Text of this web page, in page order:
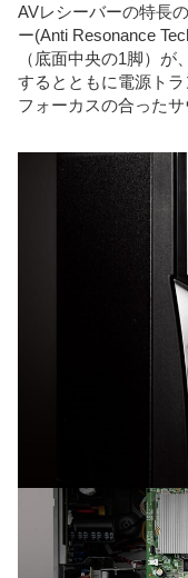
AVレシーバーの特長
ー(Anti Resonance
（底面中央の1脚）
するとともに電源ト
フォーカスの合ったサ